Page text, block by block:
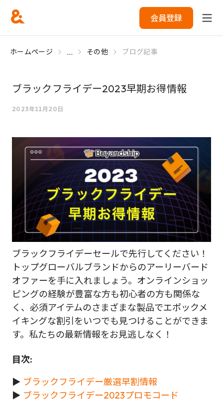
会員登録
ホームページ ... その他 ブログ記事
ブラックフライデー2023早期お得情報
2023年11月20日
ブラックフライデーセールで先行してください！
トップグローバルブランドからのアーリーバード
オファーを手に入れましょう。オンラインショッ
ピングの経験が豊富な方も初心者の方も関係な
く、必須アイテムのさまざまな製品でエポックメ
イキングな割引をいつでも見つけることができま
す。私たちの最新情報をお見逃しなく！
目次:
► ブラックフライデー厳選早割情報
► ブラックフライデー2023プロモコード